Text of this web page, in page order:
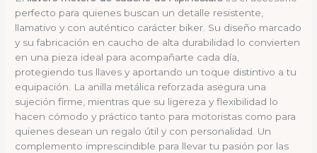
perfecto para quienes buscan un detalle resistente,
llamativo y con auténtico carácter biker. Su diseño marcado
y su fabricación en caucho de alta durabilidad lo convierten
en una pieza ideal para acompañarte cada día,
protegiendo tus llaves y aportando un toque distintivo a tu
equipación. La anilla metálica reforzada asegura una
sujeción firme, mientras que su ligereza y flexibilidad lo
hacen cómodo y práctico tanto para motoristas como para
quienes desean un regalo útil y con personalidad. Un
complemento imprescindible para llevar tu pasión por las